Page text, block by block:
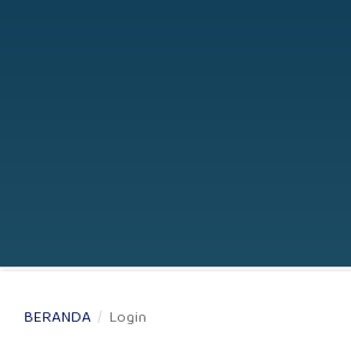
BERANDA / Login